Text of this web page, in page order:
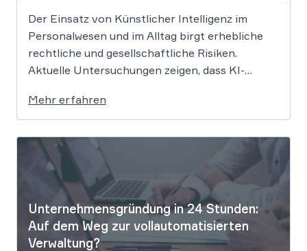
Der Einsatz von Künstlicher Intelligenz im
Personalwesen und im Alltag birgt erhebliche
rechtliche und gesellschaftliche Risiken.
Aktuelle Untersuchungen zeigen, dass KI-
Bewerbungsprozessen systematisch rassistisch
aussortieren und Frauen zu geringeren
Gehaltsforderungen raten. Diese digitalen
Vorurteile stellen Unternehmen vor massive
Haftungsrisiken nach dem Allgemeinen
Gleichbehandlungsgesetz. Die fortschreitende
Digitalisierung […]
Mehr erfahren
Unternehmensgründung in 24 Stunden:
Auf dem Weg zur vollautomatisierten
Verwaltung?